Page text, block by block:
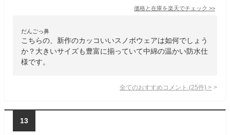
価格と在庫を楽天でチェック >>
だんごっ鼻
こちらの、新作のカッコいいスノボウェアは如何でしょう
か？大きいサイズも豊富に揃っていて中綿の温かい防水仕
様です。
全てのおすすめコメント (25件) >
13